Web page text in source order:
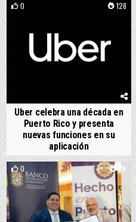
0 128
Uber celebra una década en
Puerto Rico y presenta
nuevas funciones en su
aplicación
0 116